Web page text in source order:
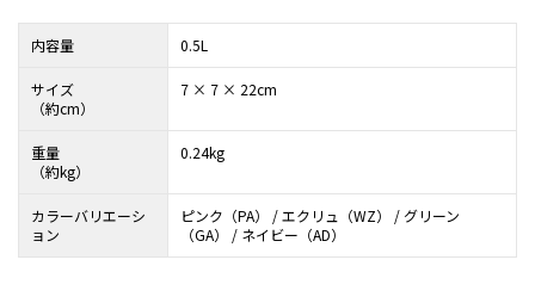
内容量 0.5L
サイズ
（約cm）
7 × 7 × 22cm
重量
（約kg）
0.24kg
カラーバリエーシ
ョン
ピンク（PA） / エクリュ（WZ） / グリーン
（GA） / ネイビー（AD）